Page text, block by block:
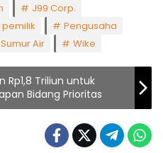
J99 Corp.
pemilik
Pengusaha
Sumur Air Wike
Rp1,8 Triliun untuk
Bidang Prioritas